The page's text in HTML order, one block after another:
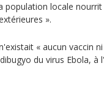
population locale nourrit
».
« aucun vaccin
du virus Ebola, à